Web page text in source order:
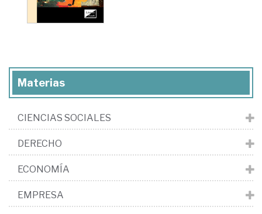
Materias
CIENCIAS SOCIALES
DERECHO
ECONOMÍA
EMPRESA